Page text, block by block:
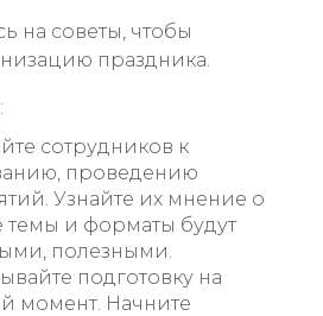
на советы, чтобы
праздника.
сотрудников к
проведению
Узнайте их мнение о
темы и форматы будут
полезными.
подготовку на
момент. Начните